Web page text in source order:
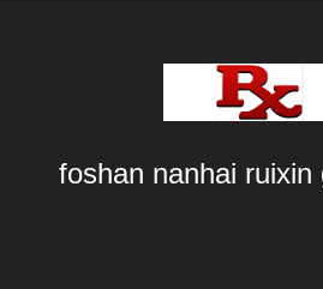
foshan nanhai ruixin